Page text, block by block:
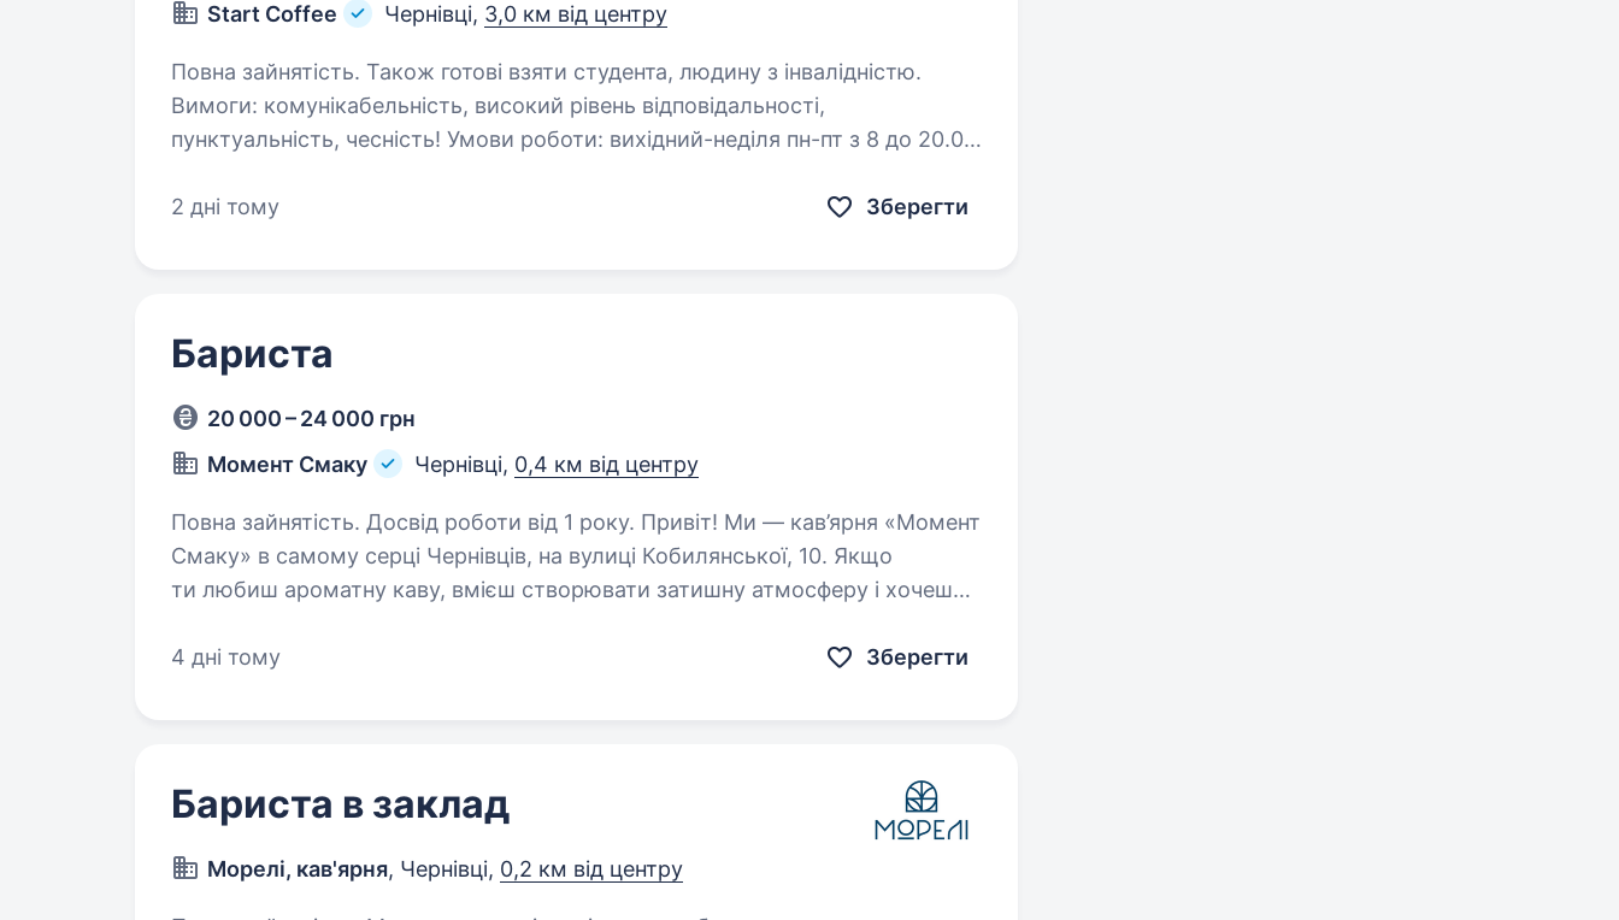
Start Coffee
Чернівці, 3,0 км від центру
Повна зайнятість. Також готові взяти студента, людину з інвалідністю.
Вимоги: комунікабельність, високий рівень відповідальності,
пунктуальність, чесність! Умови роботи: вихідний-неділя пн-пт з 8 до 20.00
2 дні тому
Зберегти
Бариста
20 000 – 24 000 грн
Момент Смаку
Чернівці, 0,4 км від центру
Повна зайнятість. Досвід роботи від 1 року. Привіт! Ми — кав’ярня «Момент
Смаку» в самому серці Чернівців, на вулиці Кобилянської, 10. Якщо
ти любиш ароматну каву, вмієш створювати затишну атмосферу і хочеш
4 дні тому
Зберегти
Бариста в заклад
Морелі, кав'ярня, Чернівці, 0,2 км від центру